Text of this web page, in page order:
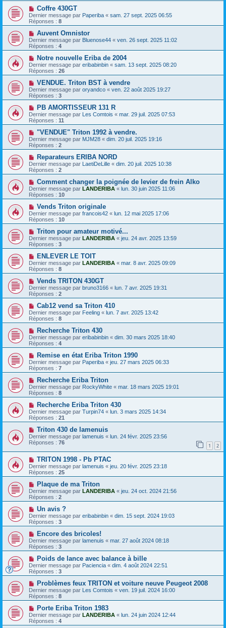
Coffre 430GT
Dernier message par Paperiba « sam. 27 sept. 2025 06:55
Réponses : 8
Auvent Omnistor
Dernier message par Bluenose44 « ven. 26 sept. 2025 11:02
Réponses : 4
Notre nouvelle Eriba de 2004
Dernier message par eribabinbin « sam. 13 sept. 2025 08:20
Réponses : 26
VENDUE. Triton BST à vendre
Dernier message par oryandco « ven. 22 août 2025 19:27
Réponses : 3
PB AMORTISSEUR 131 R
Dernier message par Les Comtois « mar. 29 juil. 2025 07:53
Réponses : 11
"VENDUE" Triton 1992 à vendre.
Dernier message par MJM28 « dim. 20 juil. 2025 19:16
Réponses : 2
Reparateurs ERIBA NORD
Dernier message par LaetiDeLille « dim. 20 juil. 2025 10:38
Réponses : 2
Comment changer la poignée de levier de frein Alko
Dernier message par LANDERIBA « lun. 30 juin 2025 11:06
Réponses : 10
Vends Triton originale
Dernier message par francois42 « lun. 12 mai 2025 17:06
Réponses : 10
Triton pour amateur motivé...
Dernier message par LANDERIBA « jeu. 24 avr. 2025 13:59
Réponses : 3
ENLEVER LE TOIT
Dernier message par LANDERIBA « mar. 8 avr. 2025 09:09
Réponses : 8
Vends TRITON 430GT
Dernier message par bruno3166 « lun. 7 avr. 2025 19:31
Réponses : 2
Cab12 vend sa Triton 410
Dernier message par Feeling « lun. 7 avr. 2025 13:42
Réponses : 8
Recherche Triton 430
Dernier message par eribabinbin « dim. 30 mars 2025 18:40
Réponses : 4
Remise en état Eriba Triton 1990
Dernier message par Paperiba « jeu. 27 mars 2025 06:33
Réponses : 7
Recherche Eriba Triton
Dernier message par RockyWhite « mar. 18 mars 2025 19:01
Réponses : 8
Recherche Eriba Triton 430
Dernier message par Turpin74 « lun. 3 mars 2025 14:34
Réponses : 21
Triton 430 de lamenuis
Dernier message par lamenuis « lun. 24 févr. 2025 23:56
Réponses : 76 1 2
TRITON 1998 - Pb PTAC
Dernier message par lamenuis « jeu. 20 févr. 2025 23:18
Réponses : 25
Plaque de ma Triton
Dernier message par LANDERIBA « jeu. 24 oct. 2024 21:56
Réponses : 2
Un avis ?
Dernier message par eribabinbin « dim. 15 sept. 2024 19:03
Réponses : 3
Encore des bricoles!
Dernier message par lamenuis « mar. 27 août 2024 08:18
Réponses : 3
Poids de lance avec balance à bille
Dernier message par Paciencia « dim. 4 août 2024 22:51
Réponses : 3
Problèmes feux TRITON et voiture neuve Peugeot 2008
Dernier message par Les Comtois « ven. 19 juil. 2024 16:00
Réponses : 8
Porte Eriba Triton 1983
Dernier message par LANDERIBA « lun. 24 juin 2024 12:44
Réponses : 4